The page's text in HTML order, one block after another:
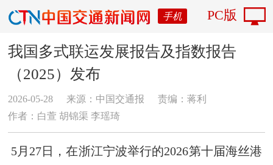
手机 PC版
我国多式联运发展报告及指数报告
（2025）发布
2026-05-28 来源：中国交通报
责编：蒋利
作者：白萱 胡锦渠 李瑶琦
5月27日，在浙江宁波举行的2026第十届海丝港